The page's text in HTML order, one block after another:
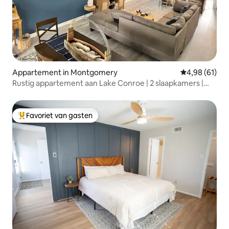
Appartement in Montgomery Gemiddelde
4,98 (61)
Rustig appartement aan Lake Conroe | 2 slaapkamers |
Topfavoriet van gasten
Favoriet van gasten